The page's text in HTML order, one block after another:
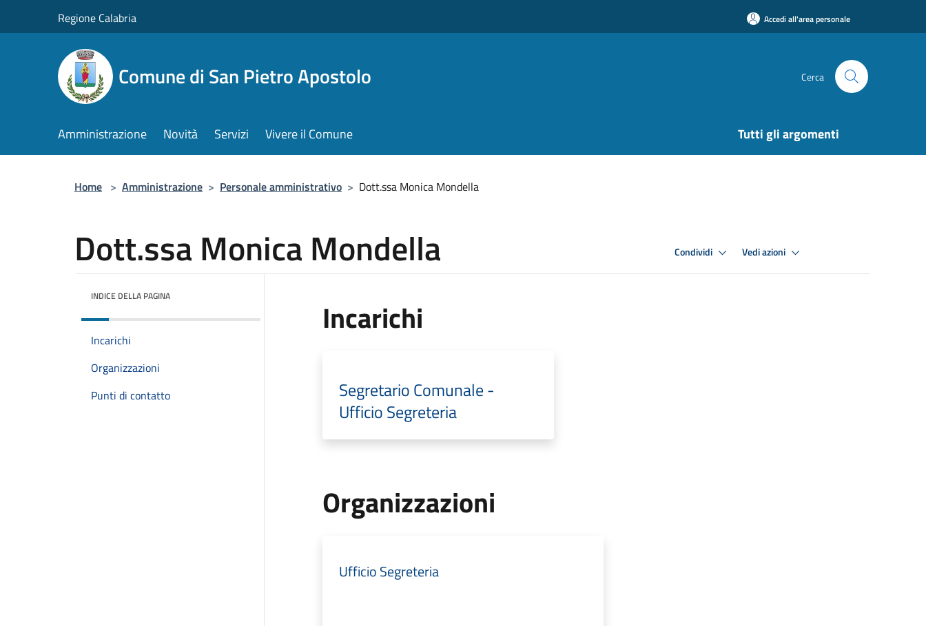
Regione Calabria Accedi all'area personale
Comune di San Pietro Apostolo Cerca
Amministrazione Novità Servizi Vivere il Comune Tutti gli argomenti
Home > Amministrazione > Personale amministrativo > Dott.ssa Monica Mondella
Dott.ssa Monica Mondella Condividi Vedi azioni
INDICE DELLA PAGINA
Incarichi
Organizzazioni
Punti di contatto
Incarichi
Segretario Comunale -
Ufficio Segreteria
Organizzazioni
Ufficio Segreteria